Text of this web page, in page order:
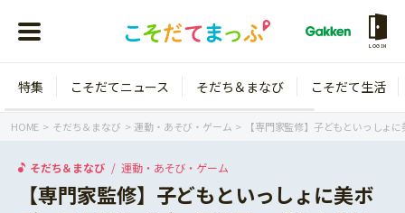
LOGIN
特集 こそだてニュース そだち＆まなび こそだて生活
HOME そだち＆まなび 運動・あそび・ゲーム 【専門家監修】子どもといっし
そだち＆まなび 運動・あそび・ゲーム
【専門家監修】子どもといっしょに美ボ